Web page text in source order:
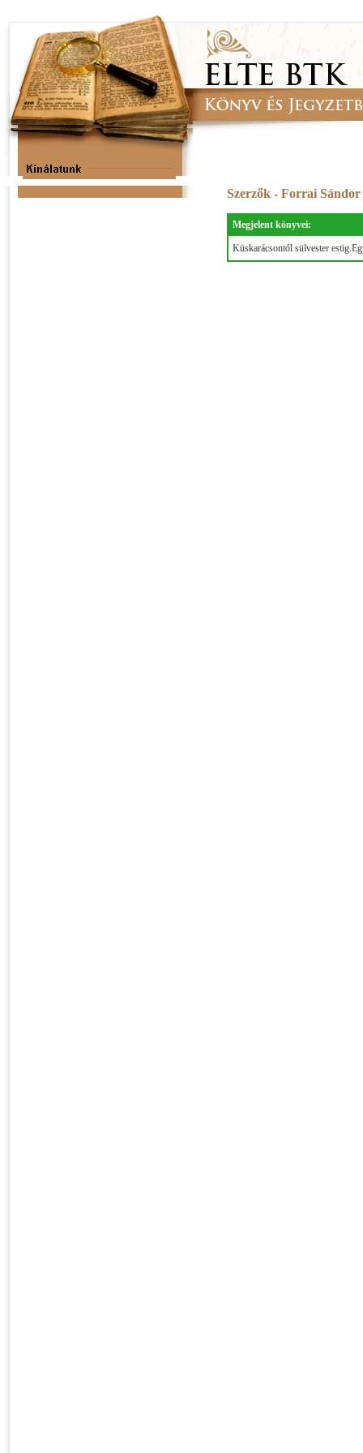
Szerzők - Forrai Sándor
Megjelent könyvei:
Küskarácsontól sülvester